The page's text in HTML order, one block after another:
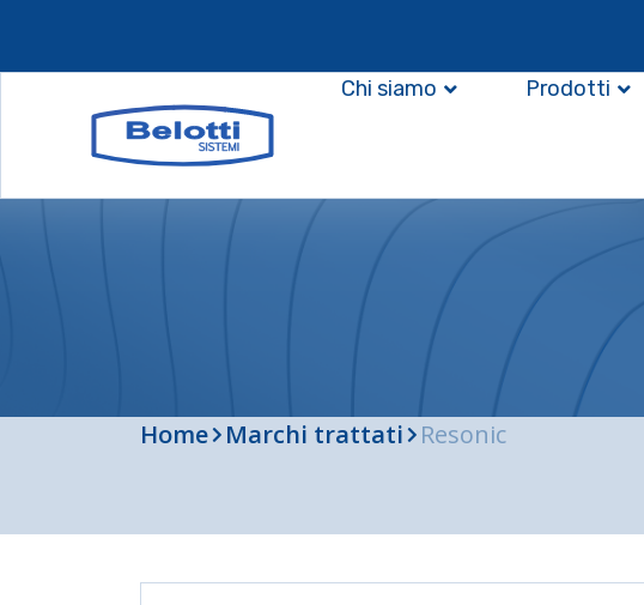
Chi siamo
Prodotti
Home Marchi trattati Resonic